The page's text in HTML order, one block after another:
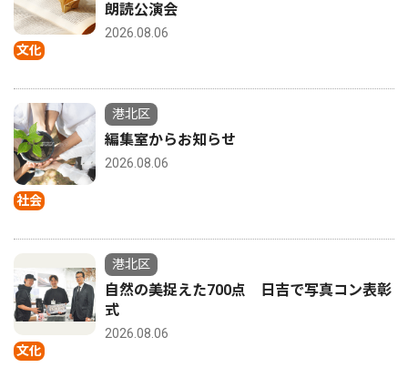
文化
朗読公演会
2026.08.06
社会
港北区
編集室からお知らせ
2026.08.06
文化
港北区
自然の美捉えた700点 日吉で写真コン表彰
式
2026.08.06